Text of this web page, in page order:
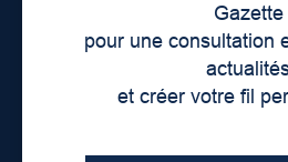
Gazette
pour une consultation
et créer votre fil